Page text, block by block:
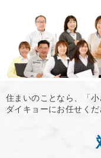
住まいのことなら、「
ダイキョーにお任せくだ